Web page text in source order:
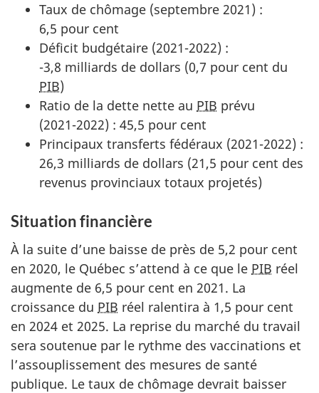
Taux de chômage (septembre 2021) :
6,5 pour cent
Déficit budgétaire (2021-2022) :
-3,8 milliards de dollars (0,7 pour cent du
PIB)
Ratio de la dette nette au PIB prévu
(2021-2022) : 45,5 pour cent
Principaux transferts fédéraux (2021-2022) :
26,3 milliards de dollars (21,5 pour cent des
revenus provinciaux totaux projetés)
Situation financière
À la suite d’une baisse de près de 5,2 pour cent
en 2020, le Québec s’attend à ce que le PIB réel
augmente de 6,5 pour cent en 2021. La
croissance du PIB réel ralentira à 1,5 pour cent
en 2024 et 2025. La reprise du marché du travail
sera soutenue par le rythme des vaccinations et
l’assouplissement des mesures de santé
publique. Le taux de chômage devrait baisser